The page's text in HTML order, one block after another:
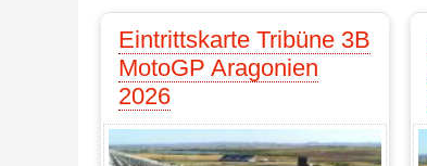
Eintrittskarte Tribüne 3B
MotoGP Aragonien
2026